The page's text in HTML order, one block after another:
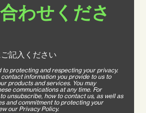
わせくださ
記入ください
to protecting and respecting your privacy.
contact information you provide to us to
products and services. You may
communications at any time. For
unsubscribe, how to contact us, as well as
and commitment to protecting your
our Privacy Policy.